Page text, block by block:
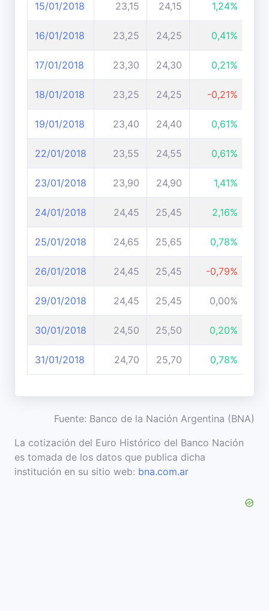
15/01/2018 23,15 24,15 1,24%
16/01/2018 23,25 24,25 0,41%
17/01/2018 23,30 24,30 0,21%
18/01/2018 23,25 24,25 -0,21%
19/01/2018 23,40 24,40 0,61%
22/01/2018 23,55 24,55 0,61%
23/01/2018 23,90 24,90 1,41%
24/01/2018 24,45 25,45 2,16%
25/01/2018 24,65 25,65 0,78%
26/01/2018 24,45 25,45 -0,79%
29/01/2018 24,45 25,45 0,00%
30/01/2018 24,50 25,50 0,20%
31/01/2018 24,70 25,70 0,78%
Fuente: Banco de la Nación Argentina (BNA)
La cotización del Euro Histórico del Banco Nación
es tomada de los datos que publica dicha
institución en su sitio web: bna.com.ar